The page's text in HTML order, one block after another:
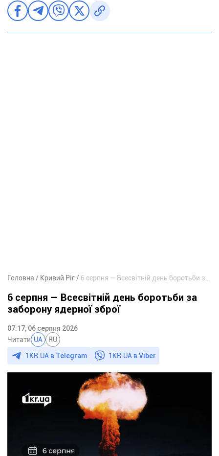
Головна Кривий Ріг
6 серпня — Всесвітній день боротьби за
заборону ядерної зброї
07:17, 06 серпня 2026
Читати UA RU
1KR.UA в Telegram 1KR.UA вViber